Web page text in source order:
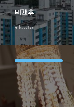
allowto
비갠후